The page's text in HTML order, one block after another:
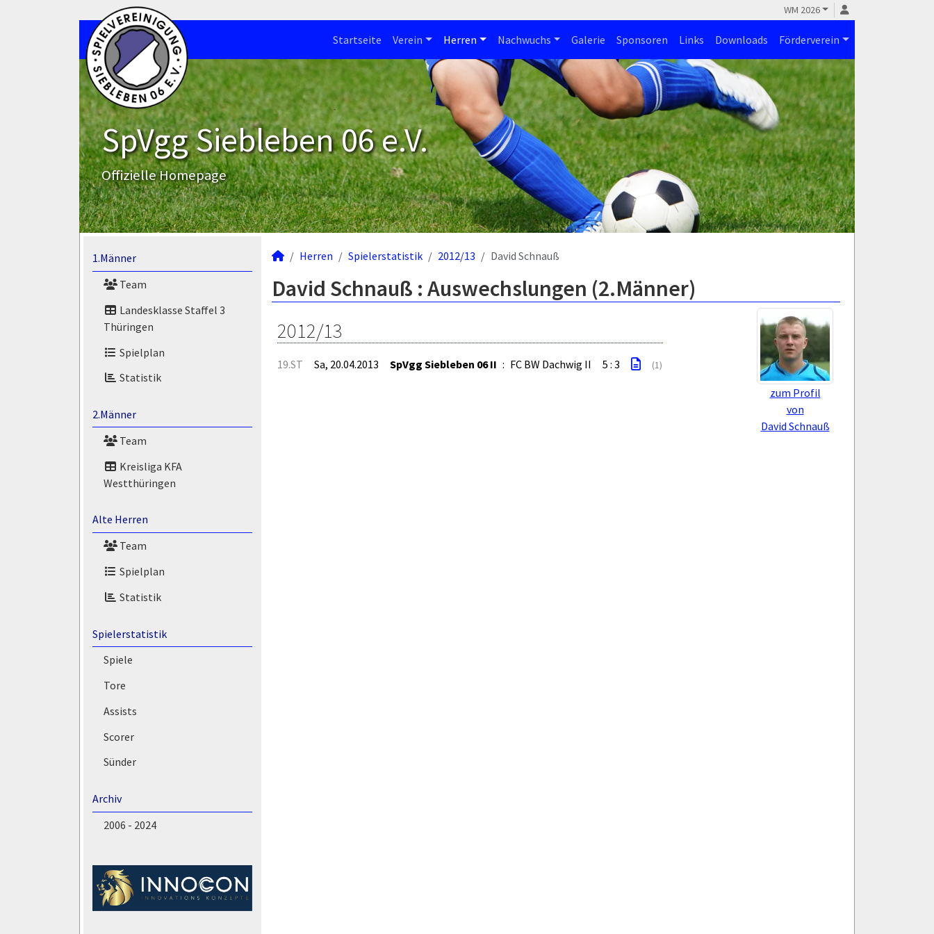
WM 2026
Startseite Verein Herren Nachwuchs Galerie Sponsoren Links Downloads Förderverein
SpVgg Siebleben 06 e.V.
Offizielle Homepage
1.Männer
Team
Landesklasse Staffel 3
Thüringen
Spielplan
Statistik
2.Männer
Team
Kreisliga KFA
Westthüringen
Alte Herren
Team
Spielplan
Statistik
Spielerstatistik
Spiele
Tore
Assists
Scorer
Sünder
Archiv
2006 - 2024
Herren Spielerstatistik 2012/13 David Schnauß
David Schnauß : Auswechslungen (2.Männer)
zum Profil
von
David Schnauß
2012/13
19.ST Sa, 20.04.2013 SpVgg Siebleben 06 II : FC BW Dachwig II 5 : 3 (1)